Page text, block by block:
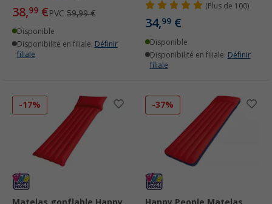
38,99 €PVC 59,99 €
Disponible
Disponibilité en filiale: Définir
filiale
(Plus de 100)
34,99 €
Disponible
Disponibilité en filiale: Définir
filiale
-17% -37%